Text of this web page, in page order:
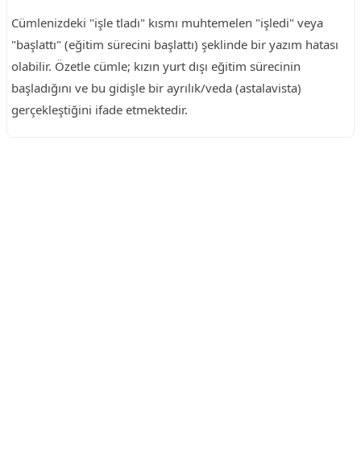
Cümlenizdeki "işle tladı" kısmı muhtemelen "işledi" veya
"başlattı" (eğitim sürecini başlattı) şeklinde bir yazım hatası
olabilir. Özetle cümle; kızın yurt dışı eğitim sürecinin
başladığını ve bu gidişle bir ayrılık/veda (astalavista)
gerçekleştiğini ifade etmektedir.